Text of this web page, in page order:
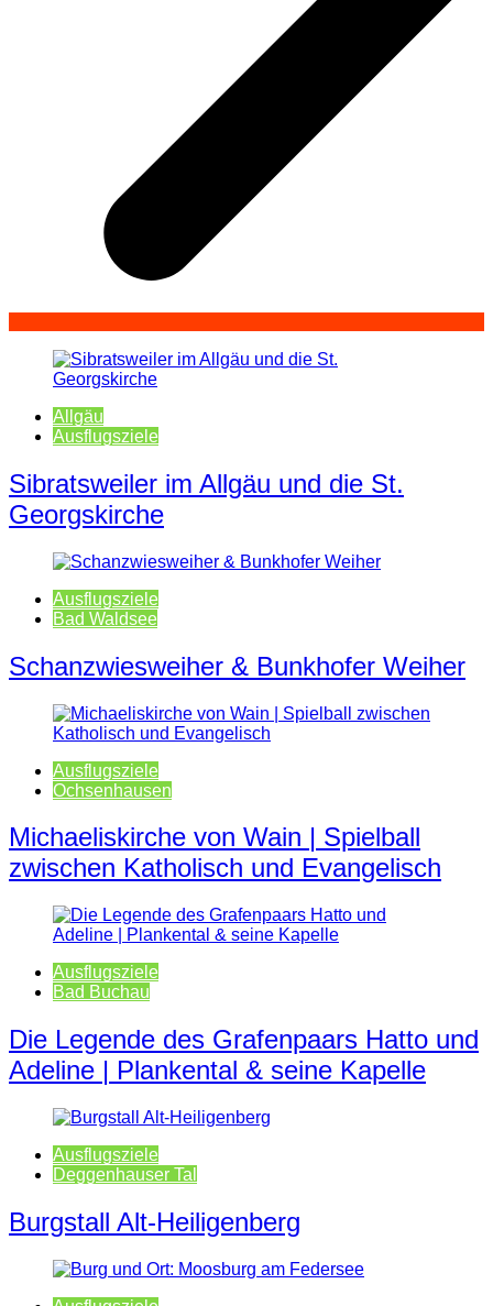
Allgäu
Ausflugsziele
Sibratsweiler im Allgäu und die St.
Georgskirche
Ausflugsziele
Bad Waldsee
Schanzwiesweiher & Bunkhofer Weiher
Ausflugsziele
Ochsenhausen
Michaeliskirche von Wain | Spielball
zwischen Katholisch und Evangelisch
Ausflugsziele
Bad Buchau
Die Legende des Grafenpaars Hatto und
Adeline | Plankental & seine Kapelle
Ausflugsziele
Deggenhauser Tal
Burgstall Alt-Heiligenberg